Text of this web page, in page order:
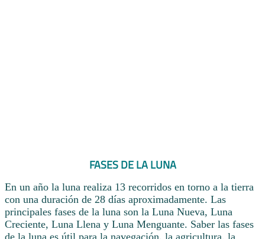
FASES DE LA LUNA
En un año la luna realiza 13 recorridos en torno a la tierra
con una duración de 28 días aproximadamente. Las
principales fases de la luna son la Luna Nueva, Luna
Creciente, Luna Llena y Luna Menguante. Saber las fases